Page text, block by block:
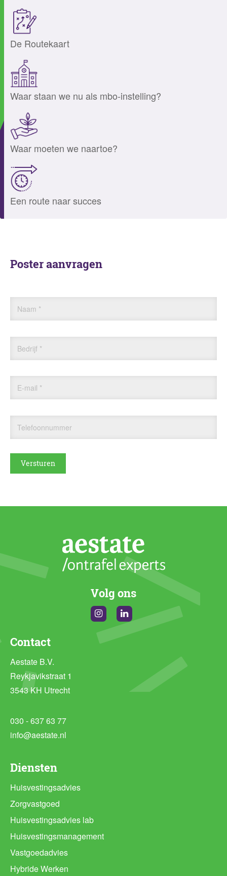
De Routekaart
Waar staan we nu als mbo-instelling?
Waar moeten we naartoe?
Een route naar succes
Poster aanvragen
Naam *
Bedrijf *
E-mail *
Telefoonnummer
Volg ons
InstagramLinkedin
Diensten
Huisvestingsadvies
Zorgvastgoed
Huisvestingsadvies lab
Huisvestingsmanagement
Vastgoedadvies
Hybride Werken
Contact
Aestate B.V.
Reykjavikstraat 1
3543 KH Utrecht
030 - 637 63 77
info@aestate.nl